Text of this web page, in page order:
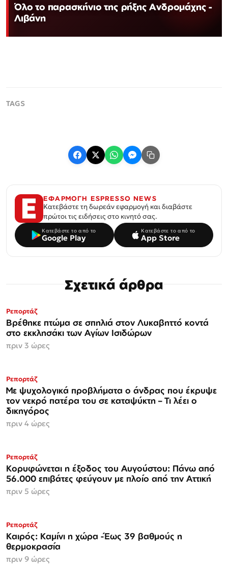
Όλο το παρασκήνιο της ρήξης Ανδρομάχης -
Λιβάνη
ΕΦΑΡΜΟΓΗ ESPRESSO NEWS
Κατεβάστε τη δωρεάν εφαρμογή και διαβάστε
πρώτοι τις ειδήσεις στο κινητό σας.
Κατεβάστε το από το
Google Play
Κατεβάστε το από το
App Store
Σχετικά άρθρα
Ρεπορτάζ
Βρέθηκε πτώμα σε σπηλιά στον Λυκαβηττό κοντά
στο εκκλησάκι των Αγίων Ισιδώρων
πριν 3 ώρες
Ρεπορτάζ
Με ψυχολογικά προβλήματα ο άνδρας που έκρυψε
τον νεκρό πατέρα του σε καταψύκτη – Τι λέει ο
δικηγόρος
πριν 4 ώρες
Ρεπορτάζ
Κορυφώνεται η έξοδος του Αυγούστου: Πάνω από
56.000 επιβάτες φεύγουν με πλοίο από την Αττική
πριν 5 ώρες
Ρεπορτάζ
Καιρός: Καμίνι η χώρα -Έως 39 βαθμούς η
θερμοκρασία
πριν 9 ώρες